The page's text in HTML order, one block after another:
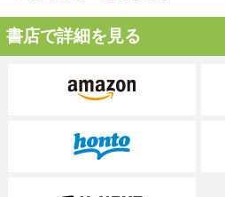
書店で詳細を見る